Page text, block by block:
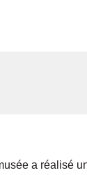
a réalisé